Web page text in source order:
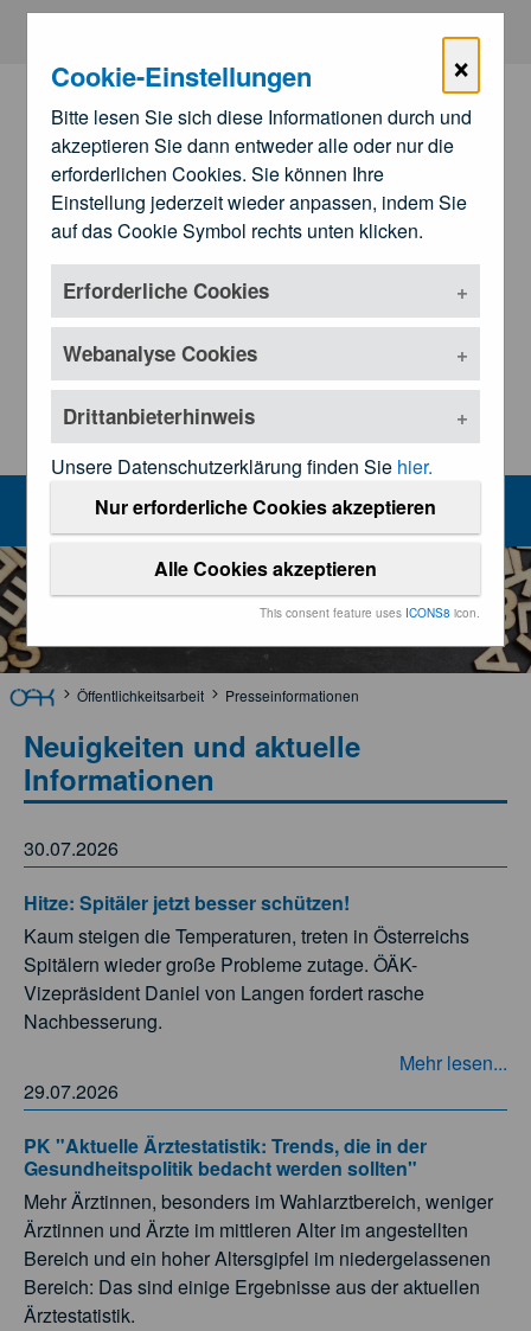
×
Cookie-Einstellungen
Bitte lesen Sie sich diese Informationen durch und
akzeptieren Sie dann entweder alle oder nur die
erforderlichen Cookies. Sie können Ihre
Einstellung jederzeit wieder anpassen, indem Sie
auf das Cookie Symbol rechts unten klicken.
Erforderliche Cookies
Webanalyse Cookies
Drittanbieterhinweis
Unsere Datenschutzerklärung finden Sie hier.
Nur erforderliche Cookies akzeptieren
Alle Cookies akzeptieren
This consent feature uses ICONS8 icon.
Zum Hauptinhalt springen
Zu den
Landesärztekammern
Presseinformationen
MENU
Öffentlichkeitsarbeit Presseinformationen
Neuigkeiten und aktuelle
Informationen
30.07.2026
Hitze: Spitäler jetzt besser schützen!
Kaum steigen die Temperaturen, treten in Österreichs
Spitälern wieder große Probleme zutage. ÖÄK-
Vizepräsident Daniel von Langen fordert rasche
Nachbesserung.
Mehr lesen...
29.07.2026
PK "Aktuelle Ärztestatistik: Trends, die in der
Gesundheitspolitik bedacht werden sollten"
Mehr Ärztinnen, besonders im Wahlarztbereich, weniger
Ärztinnen und Ärzte im mittleren Alter im angestellten
Bereich und ein hoher Altersgipfel im niedergelassenen
Bereich: Das sind einige Ergebnisse aus der aktuellen
Ärztestatistik.